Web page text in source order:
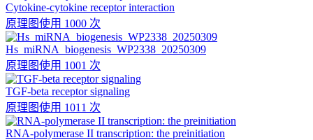
Cytokine-cytokine receptor interaction
原理图使用 1000 次
Hs_miRNA_biogenesis_WP2338_20250309
原理图使用 1001 次
TGF-beta receptor signaling
原理图使用 1011 次
RNA-polymerase II transcription: the preinitiation